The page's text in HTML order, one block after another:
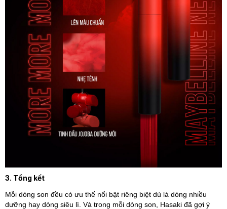
3. Tổng kết
Mỗi dòng son đều có ưu thế nổi bật riêng biệt dù là dòng nhiều
dưỡng hay dòng siêu lì. Và trong mỗi dòng son, Hasaki đã gợi ý